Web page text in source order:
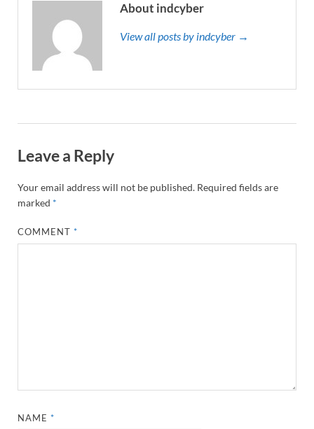
About indcyber
View all posts by indcyber →
Leave a Reply
Your email address will not be published. Required fields are
marked *
COMMENT*
NAME*